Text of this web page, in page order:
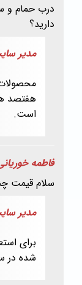
درب حمام و
دارید؟
مدیر
هفتصد
است.
فاطمه
سلام قیمت
مدیر
برای
شده در